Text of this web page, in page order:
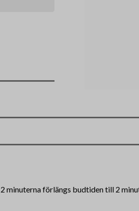
förlängs budtiden till 2